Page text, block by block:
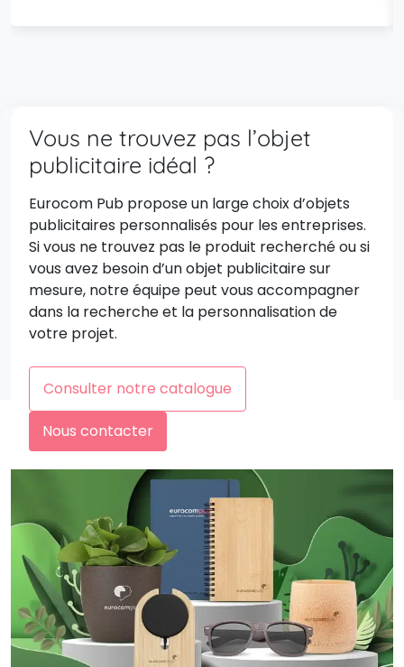
Vous ne trouvez pas l’objet
publicitaire idéal ?
Eurocom Pub propose un large choix d’objets
publicitaires personnalisés pour les entreprises.
Si vous ne trouvez pas le produit recherché ou si
vous avez besoin d’un objet publicitaire sur
mesure, notre équipe peut vous accompagner
dans la recherche et la personnalisation de
votre projet.
Consulter notre catalogue
Nous contacter